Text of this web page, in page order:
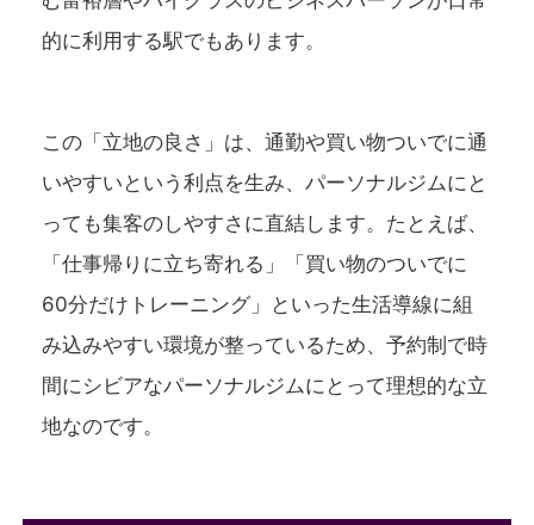
的に利用する駅でもあります。
この「立地の良さ」は、通勤や買い物ついでに通
いやすいという利点を生み、パーソナルジムにと
っても集客のしやすさに直結します。たとえば、
「仕事帰りに立ち寄れる」「買い物のついでに
60分だけトレーニング」といった生活導線に組
み込みやすい環境が整っているため、予約制で時
間にシビアなパーソナルジムにとって理想的な立
地なのです。